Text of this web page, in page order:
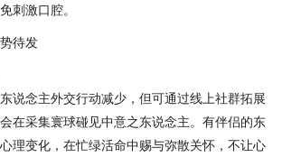
刺激口腔。
待发
说念主外交行动减少，但可通过线上社群拓展
在采集寰球碰见中意之东说念主。有伴侣的东
理变化，在忙绿活命中赐与弥散关怀，不让心